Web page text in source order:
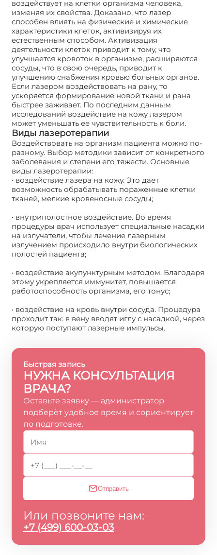
воздействует на клетки организма человека,
изменяя их свойства. Доказано, что лазер
способен влиять на физические и химические
характеристики клеток, активизируя их
естественным способом. Активизация
деятельности клеток приводит к тому, что
улучшается кровоток в организме, расширяются
сосуды, что в свою очередь, приводит к
улучшению снабжения кровью больных органов.
Если лазером воздействовать на рану, то
ускоряется формирование новой ткани и рана
быстрее заживает. По последним данным
исследований воздействие на кожу лазером
может уменьшать ее чувствительность к боли.
Виды лазеротерапии
Воздействовать на организм пациента можно по-
разному. Выбор методики зависит от конкретного
заболевания и степени его тяжести. Основные
виды лазеротерапии:
• воздействие лазера на кожу. Это дает
возможность обрабатывать пораженные клетки
тканей, мелкие кровеносные сосуды;
• внутриполостное воздействие. Во время
процедуры врач использует специальные насадки
на излучатели, чтобы лечение лазерным
излучением происходило внутри биологических
полостей пациента;
• воздействие акупунктурным методом. Благодаря
этому укрепляется иммунитет, повышается
работоспособность организма, его тонус;
• воздействие на кровь внутри сосуда. Процедура
проходит так: в вену вводят иглу с насадкой, через
которую поступают лазерные импульсы.
Быстрая запись
НУЖНА КОНСУЛЬТАЦИЯ
ВРАЧА?
Оставьте заявку — администратор
подберёт удобное время и сориентирует
по подготовке.
Отправить
Или позвоните нам:
+7 (499) 600-03-03